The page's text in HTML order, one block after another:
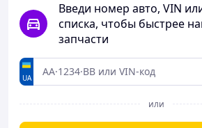
Введи номер авто, VIN
списка, чтобы быстрее
запчасти
UA
или